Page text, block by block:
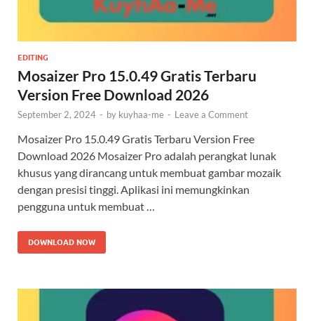
EDITING
Mosaizer Pro 15.0.49 Gratis Terbaru
Version Free Download 2026
September 2, 2024 - by kuyhaa-me - Leave a Comment
Mosaizer Pro 15.0.49 Gratis Terbaru Version Free
Download 2026 Mosaizer Pro adalah perangkat lunak
khusus yang dirancang untuk membuat gambar mozaik
dengan presisi tinggi. Aplikasi ini memungkinkan
pengguna untuk membuat …
DOWNLOAD NOW